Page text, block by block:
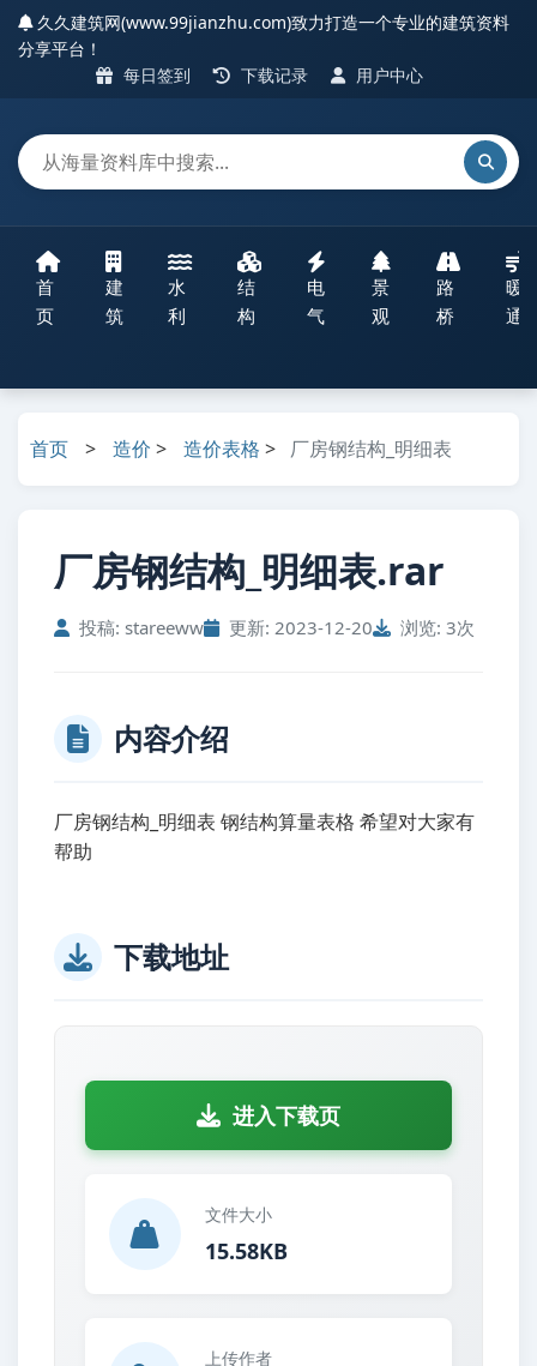
久久建筑网(www.99jianzhu.com)致力打造一个专业的建筑资料
分享平台！
每日签到
下载记录 用户中心
首
页
建
筑
水
利
结
构
电
气
景
观
路
桥
暖
通
首页 > 造价 > 造价表格 > 厂房钢结构_明细表
厂房钢结构_明细表.rar
投稿: stareeww 更新: 2023-12-20 浏览: 3次
内容介绍
厂房钢结构_明细表 钢结构算量表格 希望对大家有
帮助
下载地址
进入下载页
文件大小
15.58KB
上传作者